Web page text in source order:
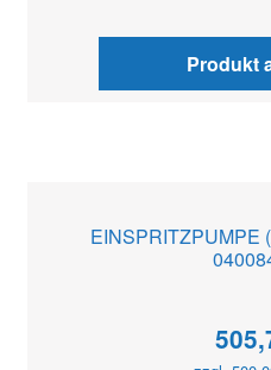
Produkt
EINSPRITZPUMPE